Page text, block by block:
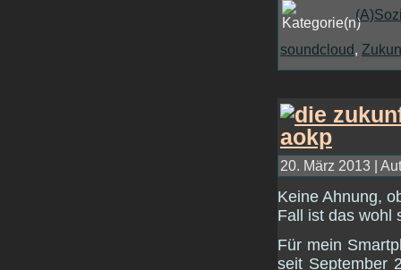
soundcloud
20. März 2013 |
Keine Ahnung,
Fall ist das wohl
Für mein
seit September